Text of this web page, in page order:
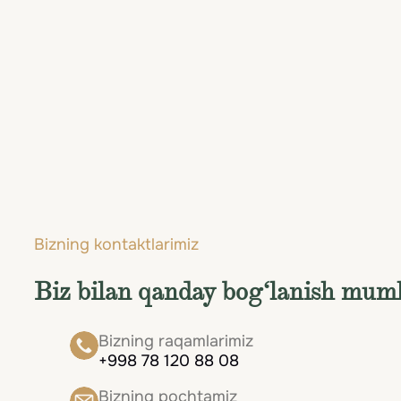
Bizning kontaktlarimiz
Biz bilan qanday bog‘lanish
Bizning raqamlarimiz
+998 78 120 88 08
Bizning pochtamiz